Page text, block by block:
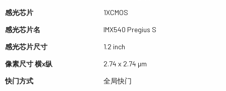
感光芯片
1XCMOS
感光芯片名
IMX540 Pregius S
感光芯片尺寸
1.2 inch
像素尺寸 横x纵
2.74 x 2.74 µm
快门方式
全局快门